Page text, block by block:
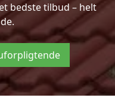
bedste tilbud – helt